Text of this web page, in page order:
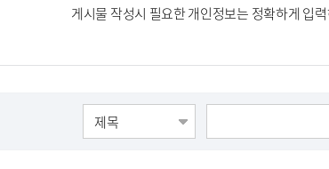
게시물 작성시 필요한 개인정보는 정확하게 입